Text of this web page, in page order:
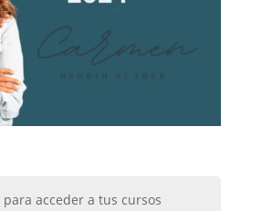
para acceder a tus cursos